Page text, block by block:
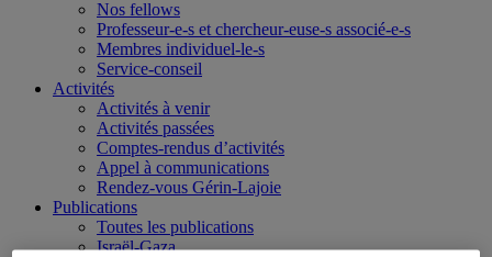
Nos fellows
Professeur-e-s et chercheur-euse-s associé-e-s
Membres individuel-le-s
Service-conseil
Activités
Activités à venir
Activités passées
Comptes-rendus d’activités
Appel à communications
Rendez-vous Gérin-Lajoie
Publications
Toutes les publications
Israël-Gaza